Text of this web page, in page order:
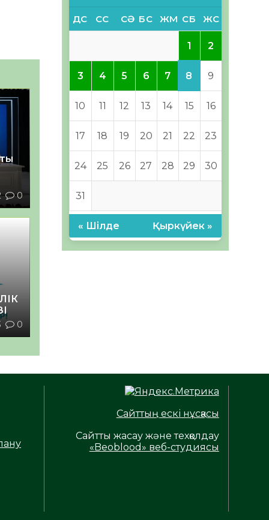
0
0
ДС СС СӘ БС ЖМ СБ ЖС
1 2
3 4 5 6 7 8 9
10 11 12 13 14 15 16
17 18 19 20 21 22 23
24 25 26 27 28 29 30
31
« Шілде Қыркүйек »
Сайттың ескі нұсқасы
Сайтты жасау және техқолдау
«Beoblood» веб-студиясы